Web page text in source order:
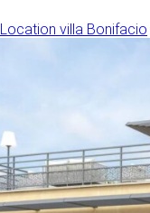
Location villa Bonifacio